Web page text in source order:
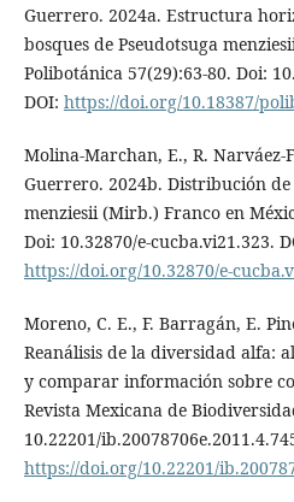
Guerrero. 2024a. Estructura
bosques de Pseudotsuga
Polibotánica 57(29):63-80. Doi:
DOI: https://doi.org/10.18387/
Molina-Marchan, E., R. Narváez-
Guerrero. 2024b. Distribución de
menziesii (Mirb.) Franco en
Doi: 10.32870/e-cucba.vi21.323.
https://doi.org/10.32870/e-
Moreno, C. E., F. Barragán, E.
Reanálisis de la diversidad alfa:
y comparar información sobre
Revista Mexicana de
10.22201/
https://doi.org/10.22201/